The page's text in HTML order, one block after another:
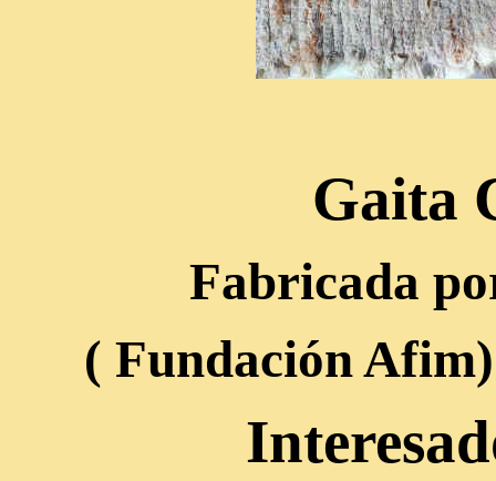
Gaita
Fabricada
( Fundación